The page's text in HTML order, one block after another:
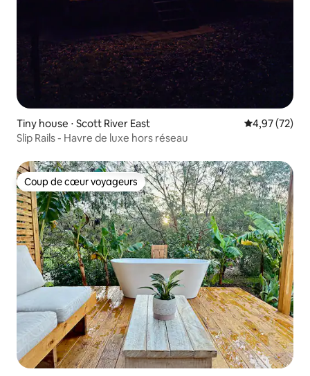
Tiny house ⋅ Scott River East Évaluation
4,97 (72)
Slip Rails - Havre de luxe hors réseau
Coup de cœur voyageurs
Coup de cœur voyageurs